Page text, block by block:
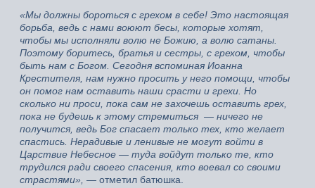
«Мы должны бороться с грехом в себе! Это настоящая
борьба, ведь с нами воюют бесы, которые хотят,
чтобы мы исполняли волю не Божию, а волю сатаны.
Поэтому боритесь, братья и сестры, с грехом, чтобы
быть нам с Богом. Сегодня вспоминая Иоанна
Крестителя, нам нужно просить у него помощи, чтобы
он помог нам оставить наши срасти и грехи. Но
сколько ни проси, пока сам не захочешь оставить грех,
пока не будешь к этому стремиться — ничего не
получится, ведь Бог спасает только тех, кто желает
спастись. Нерадивые и ленивые не могут войти в
Царствие Небесное — туда войдут только те, кто
трудился ради своего спасения, кто воевал со своими
страстями», — отметил батюшка.